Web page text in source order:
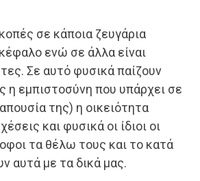
σε κάποια ζευγάρια
ενώ σε άλλα είναι
Σε αυτό φυσικά παίζουν
η εμπιστοσύνη που υπάρχει σε
της) η οικειότητα
και φυσικά οι ίδιοι οι
τα θέλω τους και το κατά
αυτά με τα δικά μας.